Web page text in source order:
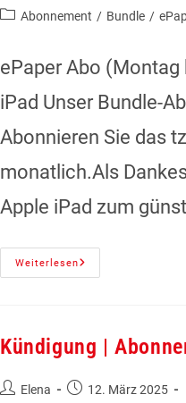
Abonnement / Bundle /
ePaper Abo (Montag
iPad Unser Bundle-
Abonnieren Sie das
monatlich.Als
Apple iPad zum
Weiterlesen
Kündigung |
Elena
12. März 2025